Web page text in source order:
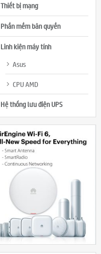
Thiết bị mạng
Phần mềm bản quyền
Linh kiện máy tính
Asus
CPU AMD
Hệ thống lưu điện UPS